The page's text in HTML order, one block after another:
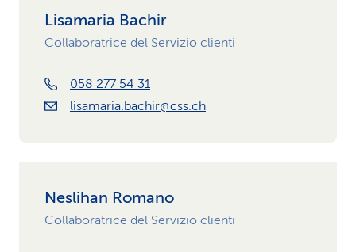
Lisamaria Bachir
Collaboratrice del Servizio clienti
058 277 54 31
lisamaria.bachir@css.ch
Neslihan Romano
Collaboratrice del Servizio clienti